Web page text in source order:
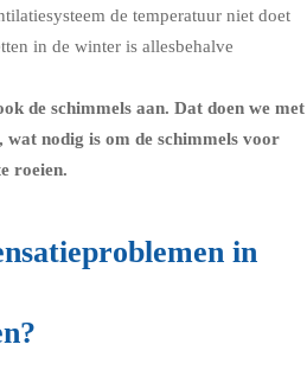
de temperatuur niet doet
in de winter is allesbehalve
de schimmels aan. Dat doen we met
wat nodig is om de schimmels voor
roeien.
in